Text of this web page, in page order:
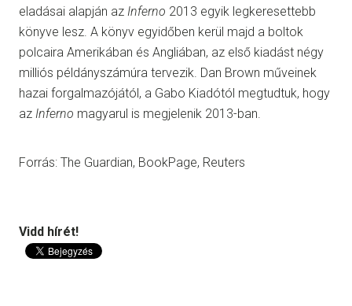
eladásai alapján az Inferno 2013 egyik legkeresettebb
könyve lesz. A könyv egyidőben kerül majd a boltok
polcaira Amerikában és Angliában, az első kiadást négy
milliós példányszámúra tervezik. Dan Brown műveinek
hazai forgalmazójától, a Gabo Kiadótól megtudtuk, hogy
az Inferno magyarul is megjelenik 2013-ban.
Forrás: The Guardian, BookPage, Reuters
Vidd hírét!